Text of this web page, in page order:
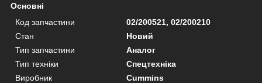
Основні
Код запчастини
02/200521, 02/200210
Стан
Новий
Тип запчастини
Аналог
Тип техніки
Спецтехніка
Виробник
Cummins